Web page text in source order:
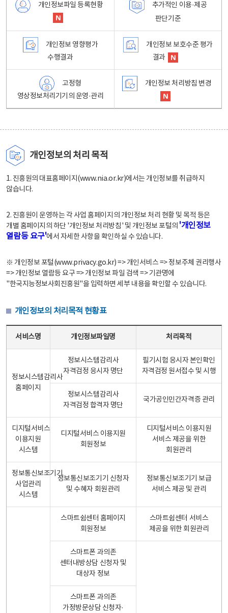
개인정보파일 등록현황
추가적인 이용·제공
판단기준
개인정보 영향평가
수행결과
개인정보 보호수준 평가
결과
고정형
영상정보처리기기의 운영·관리
개인정보 처리방침 변경
개인정보의 처리 목적
1. 진흥원의 대표홈페이지(www.nia.or.kr)에서는 개인정보를 취급하지
않습니다.
2. 진흥원이 운영하는 각 사업 홈페이지의 개인정보 처리 현황 및 목적 등은
개별 홈페이지의 하단 '개인정보 처리방침' 및 개인정보 포털의 '개인정보
열람등 요구'에서 자세한 사항을 확인하실 수 있습니다.
※ 개인정보 포털(www.privacy.go.kr) => 개인서비스 => 정보주체 권리행사
=> 개인정보 열람등 요구 => 개인정보 파일 검색 => 기관명에
"한국지능정보사회진흥원"을 입력하면 세부 내용을 확인할 수 있습니다.
개인정보의 처리목적 현황표
서비스명 개인정보파일명 처리목적
정보시스템감리사
홈페이지
정보시스템감리사
자격검정 응시자 명단
필기시험 응시자 본인확인
자격검정 원서접수 및 시행
정보시스템감리사
자격검정 합격자 명단
국가공인민간자격증 관리
디지털서비스
이용지원
시스템
디지털서비스 이용지원
회원정보
디지털서비스 이용지원
서비스 제공을 위한
회원관리
정보통신보조기기
사업관리
시스템
정보통신보조기기 신청자
및 수혜자 회원관리
정보통신보조기기 보급
서비스 제공 및 관리
스마트쉼센터 홈페이지
회원정보
스마트쉼센터 서비스
제공을 위한 회원관리
스마트폰 과의존
센터내방상담 신청자 및
대상자 정보
스마트폰 과의존
가정방문상담 신청자·